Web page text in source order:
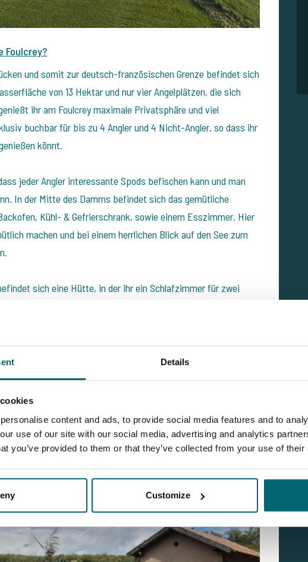
Details
content and ads, to provide social media features and to
use of our site with our social media, advertising and analytics
you’ve provided to them or that they’ve collected from your use of
Customize
Foulcrey?
und somit zur deutsch-französischen Grenze befindet sich
von 13 Hektar und nur vier Angelplätzen, die sich
ihr am Foulcrey maximale Privatsphäre und viel
buchbar für bis zu 4 Angler und 4 Nicht-Angler, so dass ihr
könnt.
jeder Angler interessante Spods befischen kann und man
In der Mitte des Damms befindet sich das gemütliche
Kühl- & Gefrierschrank, sowie einem Esszimmer. Hier
machen und bei einem herrlichen Blick auf den See zum
sich eine Hütte, in der ihr ein Schlafzimmer für zwei
Dusche und Toilette findet. Am Foulcrey ist also auch für ein
auch, um den einen oder anderen Nicht-Angler